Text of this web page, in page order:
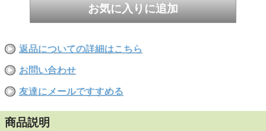
返品についての詳細はこちら
お問い合わせ
友達にメールですすめる
商品説明